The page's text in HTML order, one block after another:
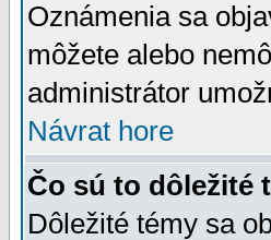
Oznámenia sa
môžete alebo
administrátor
Návrat hore
Čo sú to dôležité
Dôležité témy sa